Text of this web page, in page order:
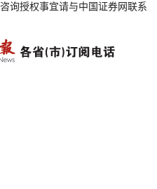
询授权事宜请与中国证券网联系